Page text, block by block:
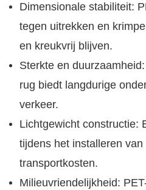
Dimensionale stabiliteit:
tegen uitrekken en
en kreukvrij blijven.
Sterkte en
rug biedt langdurige
verkeer.
Lichtgewicht constructie:
tijdens het installeren
transportkosten.
Milieuvriendelijkheid: